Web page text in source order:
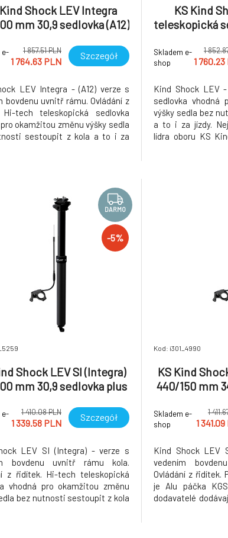
Shock LEV Integra
mm 30,9 sedlovka (A12)
e-
1 857.51 PLN
1 764.63 PLN Szczegół
LEV Integra - (A12) verze s
bovdenu uvnitř rámu. Ovládání z
tech teleskopická sedlovka
okamžitou změnu výšky sedla
sestoupit z kola a to i za
KS Kind
teleskopická
Skladem e-
shop
1
1
Kind Shock LEV
sedlovka vhodná
výšky sedla bez
a to i za jízdy.
lídra oboru KS
DARMO
-5%
Shock LEV SI (Integra)
mm 30,9 sedlovka plus
e-
1 410.08 PLN
1 339.58 PLN Szczegół
LEV SI (Integra) - verze s
bovdenu uvnitř rámu kola.
z řidítek. Hi-tech teleskopická
vhodná pro okamžitou změnu
bez nutnosti sestoupit z kola
Kod: i301_4990
KS Kind
440/150 mm
Skladem e-
shop
1
1
Kind Shock LEV
vedením
Ovládání z řidítek.
je Alu páčka
dodavatelé